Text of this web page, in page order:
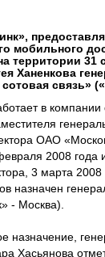
мобильного
территории 31
Ханенкова
связь»
в компании
ОАО
2008 года
3 марта
назначен
- Москва).
назначение,
Хасьянова